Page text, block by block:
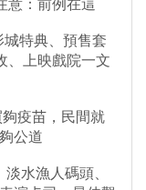
意：前例在這
特典、預售套
、上映戲院一文
疫苗，民間就
公道
水漁人碼頭、